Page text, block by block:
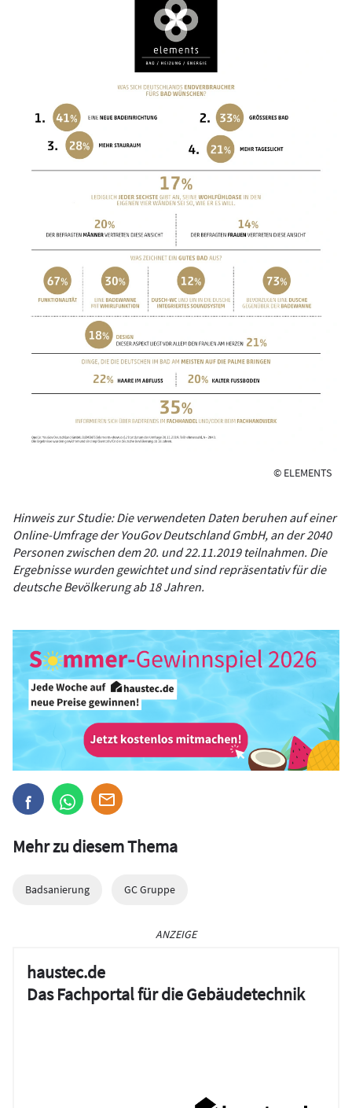
© ELEMENTS
Hinweis zur Studie: Die verwendeten Daten beruhen auf einer
Online-Umfrage der YouGov Deutschland GmbH, an der 2040
Personen zwischen dem 20. und 22.11.2019 teilnahmen. Die
Ergebnisse wurden gewichtet und sind repräsentativ für die
deutsche Bevölkerung ab 18 Jahren.
Mehr zu diesem Thema
Badsanierung GC Gruppe
ANZEIGE
haustec.de
Das Fachportal für die Gebäudetechnik